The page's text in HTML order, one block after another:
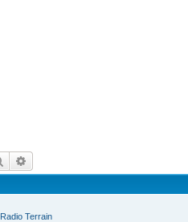
Rechercher
Radio Terrain